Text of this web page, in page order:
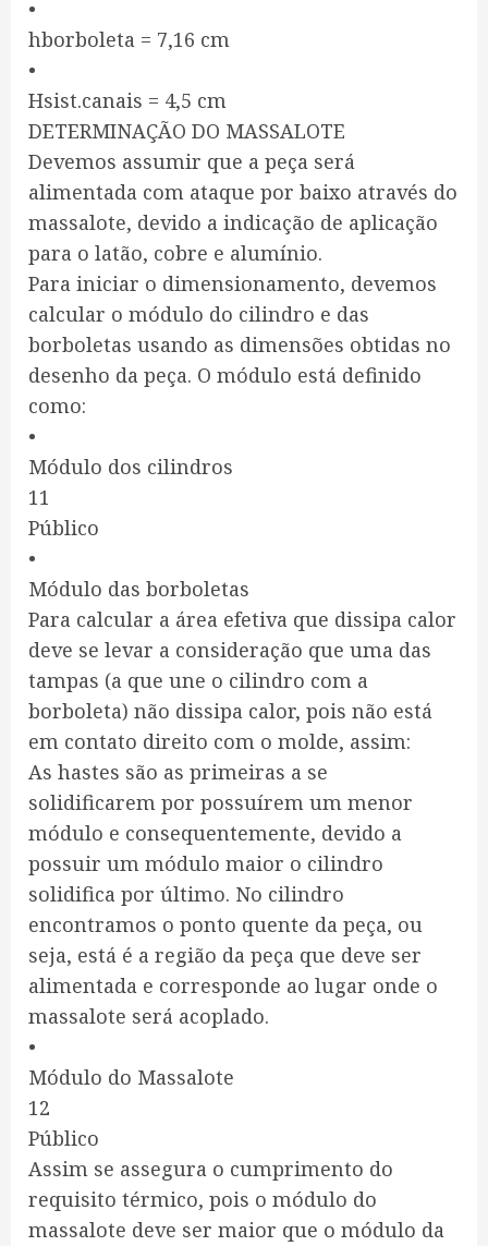
•
hborboleta = 7,16 cm
•
Hsist.canais = 4,5 cm
DETERMINAÇÃO DO MASSALOTE
Devemos assumir que a peça será
alimentada com ataque por baixo através do
massalote, devido a indicação de aplicação
para o latão, cobre e alumínio.
Para iniciar o dimensionamento, devemos
calcular o módulo do cilindro e das
borboletas usando as dimensões obtidas no
desenho da peça. O módulo está definido
como:
•
Módulo dos cilindros
11
Público
•
Módulo das borboletas
Para calcular a área efetiva que dissipa calor
deve se levar a consideração que uma das
tampas (a que une o cilindro com a
borboleta) não dissipa calor, pois não está
em contato direito com o molde, assim:
As hastes são as primeiras a se
solidificarem por possuírem um menor
módulo e consequentemente, devido a
possuir um módulo maior o cilindro
solidifica por último. No cilindro
encontramos o ponto quente da peça, ou
seja, está é a região da peça que deve ser
alimentada e corresponde ao lugar onde o
massalote será acoplado.
•
Módulo do Massalote
12
Público
Assim se assegura o cumprimento do
requisito térmico, pois o módulo do
massalote deve ser maior que o módulo da